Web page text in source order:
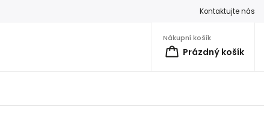
Kontaktujte nás
Nákupní košík
Prázdný košík